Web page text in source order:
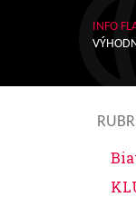
INFO